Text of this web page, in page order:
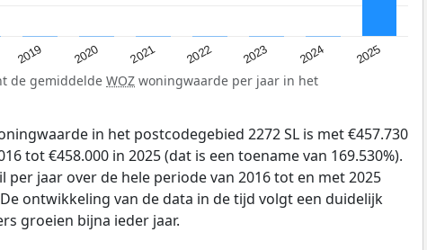
2019 2020 2021 2022 2023 2024 2025
de gemiddelde WOZ woningwaarde per jaar in het
in het postcodegebied 2272 SL is met €457.730
tot €458.000 in 2025 (dat is een toename van 169.530%).
per jaar over de hele periode van 2016 tot en met 2025
De ontwikkeling van de data in de tijd volgt een duidelijk
groeien bijna ieder jaar.